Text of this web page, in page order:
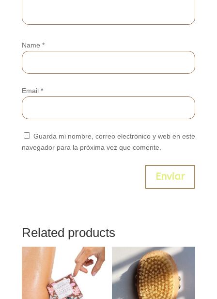
Name *
Email *
Guarda mi nombre, correo electrónico y web en este
navegador para la próxima vez que comente.
Enviar
Related products